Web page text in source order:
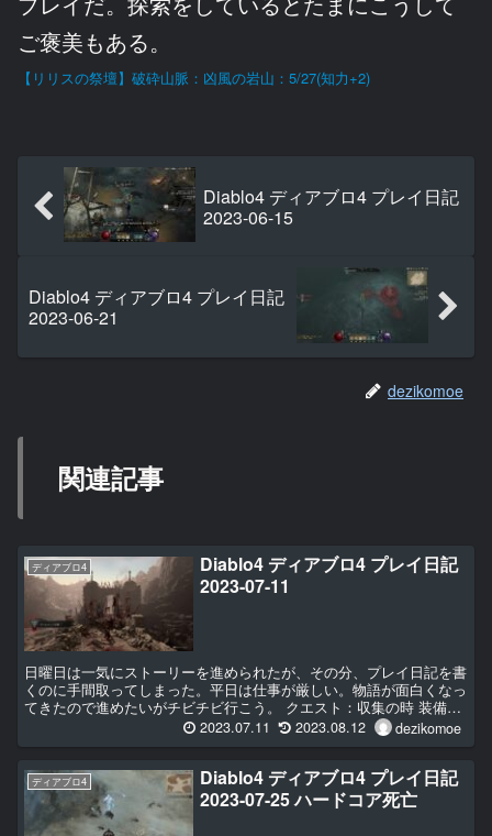
ご褒美もある。
【リリスの祭壇】破砕山脈：凶風の岩山：5/27(知力+2)
Diablo4 ディアブロ4 プレイ日記
2023-06-15
Diablo4 ディアブロ4 プレイ日記
2023-06-21
dezikomoe
関連記事
ディアブロ4
Diablo4 ディアブロ4 プレイ日記
2023-07-11
日曜日は一気にストーリーを進められたが、その分、プレイ日記を書
くのに手間取ってしまった。平日は仕事が厳しい。物語が面白くなっ
てきたので進めたいがチビチビ行こう。 クエスト：収集の時 装備変
2023.07.11 2023.08.12 dezikomoe
ディアブロ4
Diablo4 ディアブロ4 プレイ日記
2023-07-25 ハードコア死亡